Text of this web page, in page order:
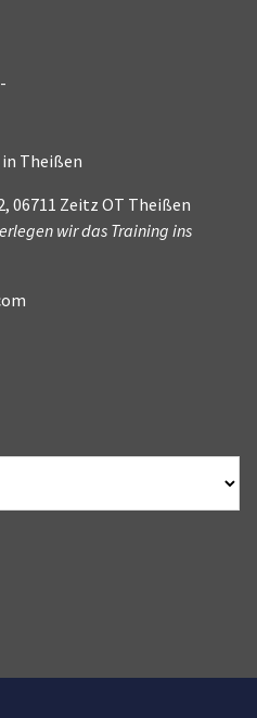
Theißen
06711 Zeitz OT Theißen
wir das Training ins